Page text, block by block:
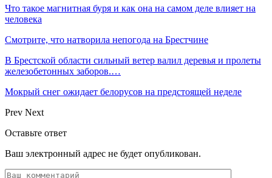
Что такое магнитная буря и как она на самом деле влияет на
человека
Смотрите, что натворила непогода на Брестчине
В Брестской области сильный ветер валил деревья и пролеты
железобетонных заборов.…
Мокрый снег ожидает белорусов на предстоящей неделе
Prev Next
Оставьте ответ
Ваш электронный адрес не будет опубликован.